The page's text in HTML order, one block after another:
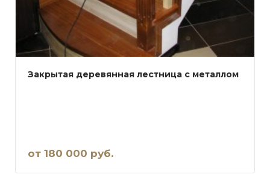
Закрытая деревянная лестница с металлом
от 180 000 руб.